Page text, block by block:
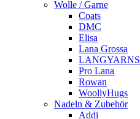
Wolle / Garne
Coats
DMC
Elisa
Lana Grossa
LANGYARNS
Pro Lana
Rowan
WoollyHugs
Nadeln & Zubehör
Addi